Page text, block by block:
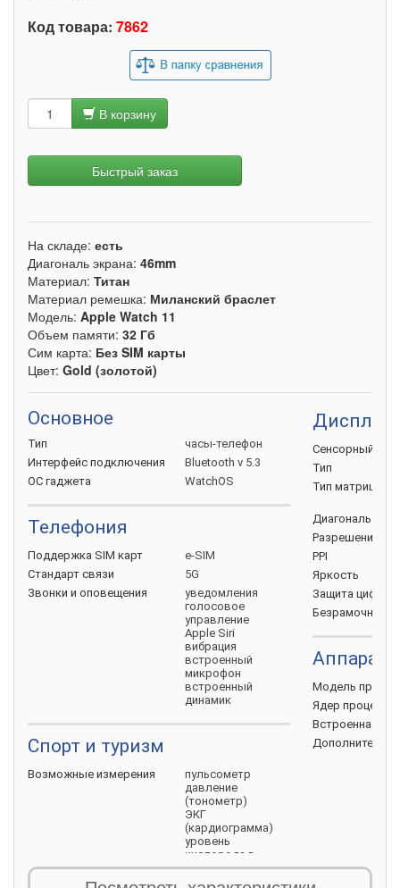
Код товара: 7862
В корзину
Быстрый заказ
На складе: есть
Диагональ экрана: 46mm
Материал: Титан
Материал ремешка: Миланский браслет
Модель: Apple Watch 11
Объем памяти: 32 Гб
Сим карта: Без SIM карты
Цвет: Gold (золотой)
Основное
Тип
часы-телефон
Интерфейс подключения
Bluetooth v 5.3
ОС гаджета WatchOS
Телефония
Поддержка SIM карт
e-SIM
Стандарт связи
5G
Звонки и оповещения
уведомления
голосовое
управление
Apple Siri
вибрация
встроенный
микрофон
встроенный
динамик
Спорт и туризм
Возможные измерения
пульсометр
давление
(тонометр)
ЭКГ
(кардиограмма)
уровень
кислорода в
крови
температура
Дисплей
Сенсорный
Тип
Тип матрицы
Диагональ
Разрешение
PPI
Яркость
Защита
Безрамочный
Модель
Ядер
Встроенная
Дополнительно